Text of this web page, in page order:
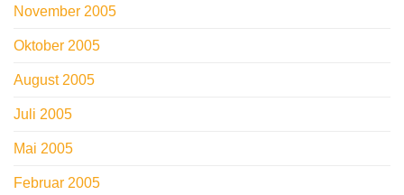
November 2005
Oktober 2005
August 2005
Juli 2005
Mai 2005
Februar 2005